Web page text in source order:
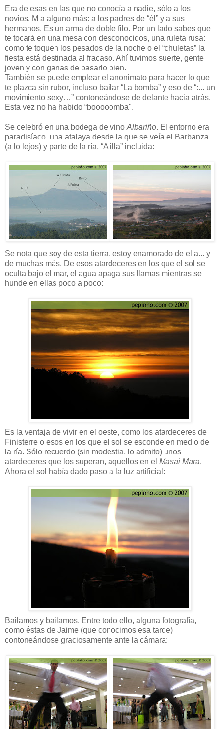
Era de esas en las que no conocía a nadie, sólo a los
novios. M a alguno más: a los padres de “él” y a sus
hermanos. Es un arma de doble filo. Por un lado sabes que
te tocará en una mesa con desconocidos, una ruleta rusa:
como te toquen los pesados de la noche o el “chuletas” la
fiesta está destinada al fracaso. Ahí tuvimos suerte, gente
joven y con ganas de pasarlo bien.
También se puede emplear el anonimato para hacer lo que
te plazca sin rubor, incluso bailar “La bomba” y eso de “:... un
movimiento sexy…” contoneándose de delante hacia atrás.
Esta vez no ha habido “booooomba".
Se celebró en una bodega de vino Albariño. El entorno era
paradisíaco, una atalaya desde la que se veía el Barbanza
(a lo lejos) y parte de la ría, “A illa” incluida:
Se nota que soy de esta tierra, estoy enamorado de ella... y
de muchas más. De esos atardeceres en los que el sol se
oculta bajo el mar, el agua apaga sus llamas mientras se
hunde en ellas poco a poco:
Es la ventaja de vivir en el oeste, como los atardeceres de
Finisterre o esos en los que el sol se esconde en medio de
la ría. Sólo recuerdo (sin modestia, lo admito) unos
atardeceres que los superan, aquellos en el Masai Mara.
Ahora el sol había dado paso a la luz artificial:
Bailamos y bailamos. Entre todo ello, alguna fotografía,
como éstas de Jaime (que conocimos esa tarde)
contoneándose graciosamente ante la cámara: